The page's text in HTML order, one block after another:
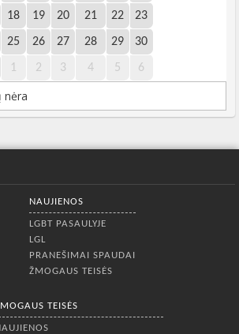
18 19 20 21 22 23
25 26 27 28 29 30
1 2 3 4 5 6
nėra
NAUJIENOS
LGBT PASAULYJE
LGL
PRANEŠIMAI SPAUDAI
ŽMOGAUS TEISĖS
TEISĖS